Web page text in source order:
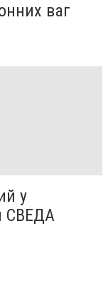
ваг
у
СВЕДА